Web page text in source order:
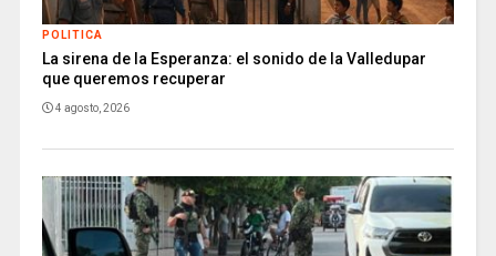
POLITICA
La sirena de la Esperanza: el sonido de la Valledupar
que queremos recuperar
4 agosto, 2026